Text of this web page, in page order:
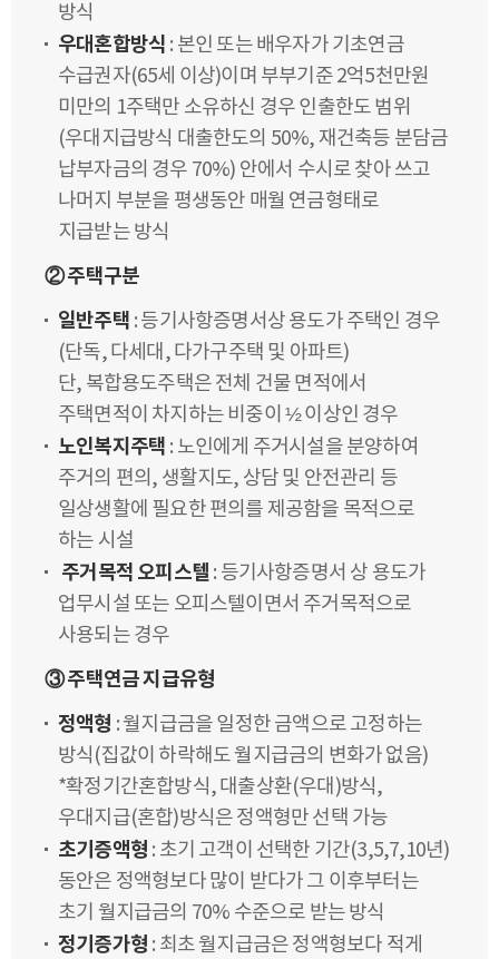
방식
우대혼합방식 : 본인 또는 배우자가 기초연금
수급권자(65세 이상)이며 부부기준 2억5천만원
미만의 1주택만 소유하신 경우 인출한도 범위
(우대지급방식 대출한도의 50%, 재건축등 분담금
납부자금의 경우 70%) 안에서 수시로 찾아 쓰고
나머지 부분을 평생동안 매월 연금형태로
지급받는 방식
② 주택구분
일반주택 : 등기사항증명서상 용도가 주택인 경우
(단독, 다세대, 다가구주택 및 아파트)
단, 복합용도주택은 전체 건물 면적에서
주택면적이 차지하는 비중이 ½ 이상인 경우
노인복지주택 : 노인에게 주거시설을 분양하여
주거의 편의, 생활지도, 상담 및 안전관리 등
일상생활에 필요한 편의를 제공함을 목적으로
하는 시설
주거목적 오피스텔 : 등기사항증명서 상 용도가
업무시설 또는 오피스텔이면서 주거목적으로
사용되는 경우
③ 주택연금 지급유형
정액형 : 월지급금을 일정한 금액으로 고정하는
방식(집값이 하락해도 월지급금의 변화가 없음)
*확정기간혼합방식, 대출상환(우대)방식,
우대지급(혼합)방식은 정액형만 선택 가능
초기증액형 : 초기 고객이 선택한 기간(3,5,7,10년)
동안은 정액형보다 많이 받다가 그 이후부터는
초기 월지급금의 70% 수준으로 받는 방식
정기증가형 : 최초 월지급금은 정액형보다 적게